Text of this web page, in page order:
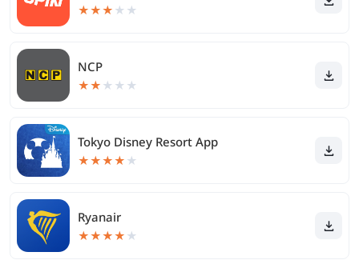
★★★ ★ ★
NCP
★★ ★ ★ ★
Tokyo Disney Resort App
★★★★ ★
Ryanair
★★★★ ★